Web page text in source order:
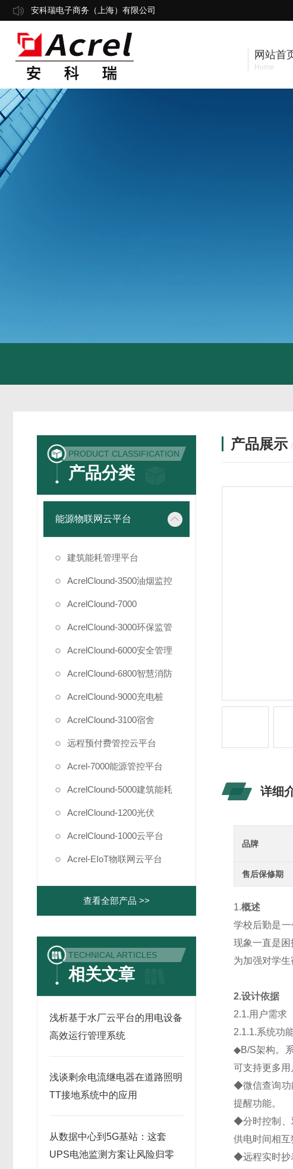
安科瑞电子商务（上海）有限公司
网站首
Home
PRODUCT CLASSIFICATION
产品分类
能源物联网云平台
建筑能耗管理平台
AcrelClound-3500油烟监控
AcrelClound-7000
AcrelClound-3000环保监管
AcrelClound-6000安全管理
AcrelClound-6800智慧消防
AcrelClound-9000充电桩
AcrelClound-3100宿舍
远程预付费管控云平台
Acrel-7000能源管控平台
AcrelClound-5000建筑能耗
AcrelClound-1200光伏
AcrelClound-1000云平台
Acrel-EIoT物联网云平台
查看全部产品 >>
TECHNICAL ARTICLES
相关文章
浅析基于水厂云平台的用电设备
高效运行管理系统
浅谈剩余电流继电器在道路照明
TT接地系统中的应用
从数据中心到5G基站：这套
UPS电池监测方案让风险归零
产品展示
详细
品牌
售后保修期
1.概述
学校后勤是
现象一直是困
为加强对学
2.设计依据
2.1.用户需求
2.1.1.系统功
◆B/S架构。
可支持更多用
◆微信查询功
提醒功能。
◆分时控制、
供电时间相互
◆远程实时抄